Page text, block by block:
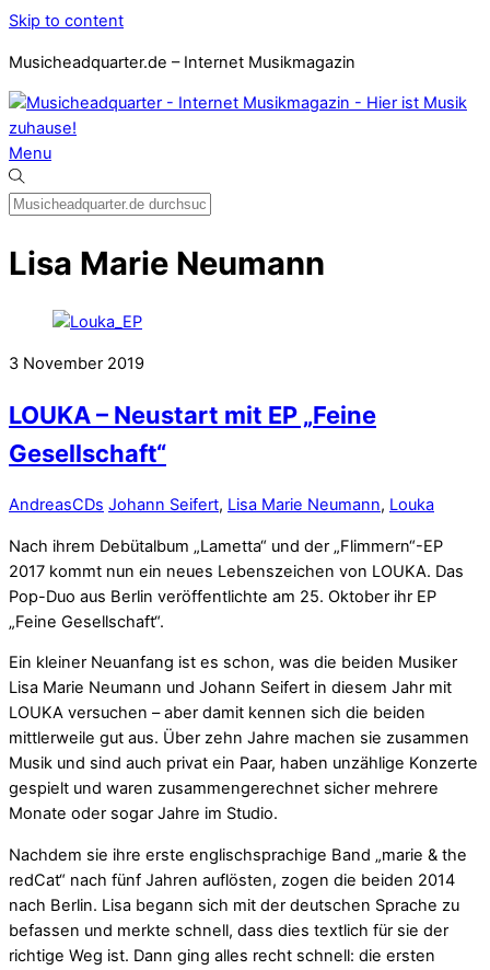
Skip to content
Musicheadquarter.de – Internet Musikmagazin
Menu
Lisa Marie Neumann
3 November 2019
LOUKA – Neustart mit EP „Feine
Gesellschaft“
AndreasCDs Johann Seifert, Lisa Marie Neumann, Louka
Nach ihrem Debütalbum „Lametta“ und der „Flimmern“-EP
2017 kommt nun ein neues Lebenszeichen von LOUKA. Das
Pop-Duo aus Berlin veröffentlichte am 25. Oktober ihr EP
„Feine Gesellschaft“.
Ein kleiner Neuanfang ist es schon, was die beiden Musiker
Lisa Marie Neumann und Johann Seifert in diesem Jahr mit
LOUKA versuchen – aber damit kennen sich die beiden
mittlerweile gut aus. Über zehn Jahre machen sie zusammen
Musik und sind auch privat ein Paar, haben unzählige Konzerte
gespielt und waren zusammengerechnet sicher mehrere
Monate oder sogar Jahre im Studio.
Nachdem sie ihre erste englischsprachige Band „marie & the
redCat“ nach fünf Jahren auflösten, zogen die beiden 2014
nach Berlin. Lisa begann sich mit der deutschen Sprache zu
befassen und merkte schnell, dass dies textlich für sie der
richtige Weg ist. Dann ging alles recht schnell: die ersten